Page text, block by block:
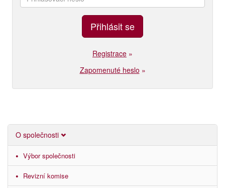
Registrace »
Zapomenuté heslo »
O společnosti
Výbor společnosti
Revizní komise